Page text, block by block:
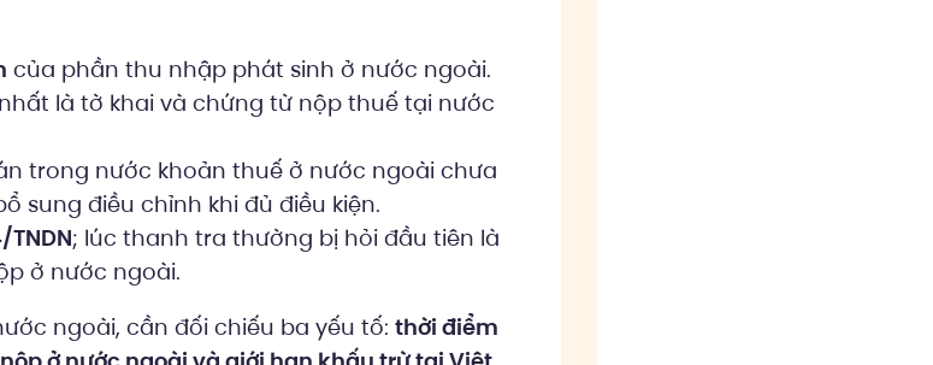
của phần thu nhập phát sinh ở nước ngoài.
là tờ khai và chứng từ nộp thuế tại nước
trong nước khoản thuế ở nước ngoài chưa
sung điều chỉnh khi đủ điều kiện.
; lúc thanh tra thường bị hỏi đầu tiên là
ở nước ngoài.
ngoài, cần đối chiếu ba yếu tố: thời điểm